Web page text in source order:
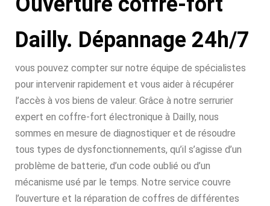
Dailly. Dépannage 24h/7
vous pouvez compter sur notre équipe de spécialistes
pour intervenir rapidement et vous aider à récupérer
l’accès à vos biens de valeur. Grâce à notre serrurier
expert en coffre-fort électronique à Dailly, nous
sommes en mesure de diagnostiquer et de résoudre
tous types de dysfonctionnements, qu’il s’agisse d’un
problème de batterie, d’un code oublié ou d’un
mécanisme usé par le temps. Notre service couvre
l’ouverture et la réparation de coffres de différentes